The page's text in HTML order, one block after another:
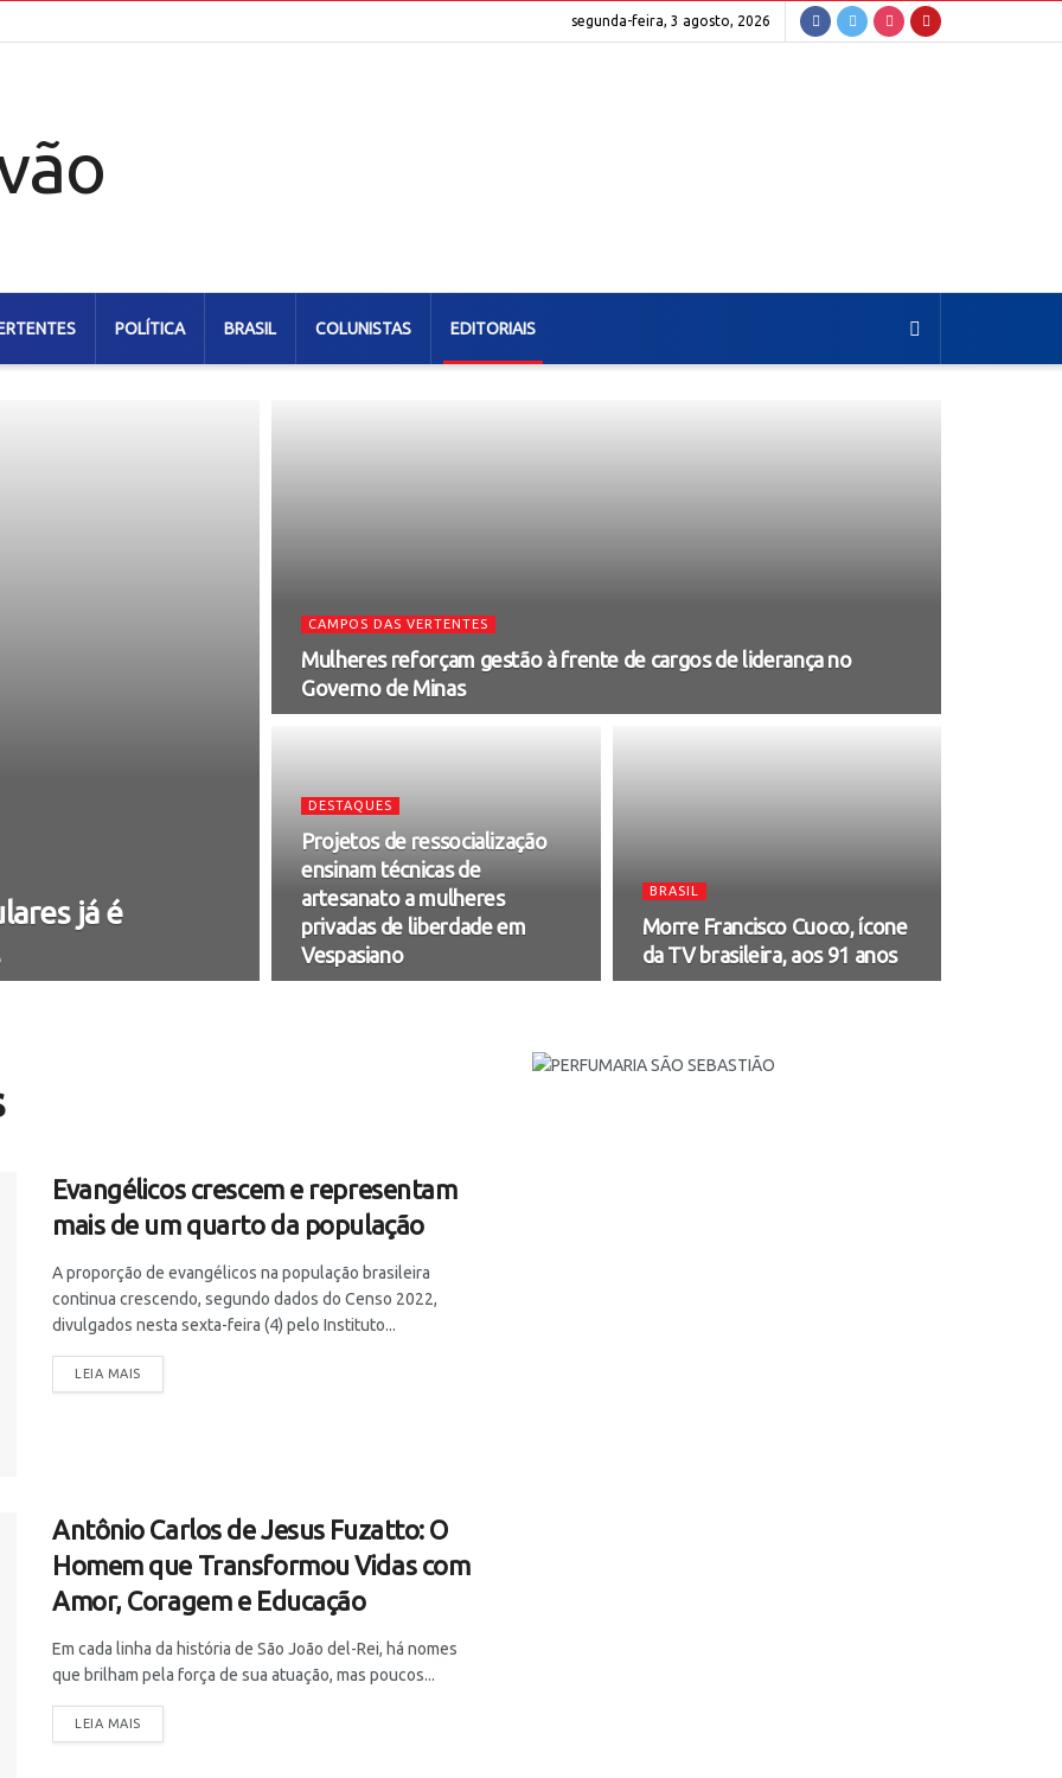
segunda-feira, 3 agosto, 2026
POLÍTICA BRASIL COLUNISTAS EDITORIAIS
já é
CAMPOS DAS VERTENTES
Mulheres reforçam gestão à frente de cargos de liderança no
Governo de Minas
DESTAQUES
Projetos de ressocialização
ensinam técnicas de
artesanato a mulheres
privadas de liberdade em
Vespasiano
BRASIL
Morre Francisco Cuoco, ícone
da TV brasileira, aos 91 anos
Evangélicos crescem e representam
mais de um quarto da população
A proporção de evangélicos na população brasileira
continua crescendo, segundo dados do Censo 2022,
divulgados nesta sexta-feira (4) pelo Instituto...
LEIA MAIS
Antônio Carlos de Jesus Fuzatto: O
Homem que Transformou Vidas com
Amor, Coragem e Educação
Em cada linha da história de São João del-Rei, há nomes
que brilham pela força de sua atuação, mas poucos...
LEIA MAIS